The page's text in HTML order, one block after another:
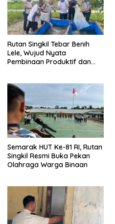
Rutan Singkil Tebar Benih
Lele, Wujud Nyata
Pembinaan Produktif dan
Semarak HUT Ke-81 RI, Rutan
Singkil Resmi Buka Pekan
Olahraga Warga Binaan